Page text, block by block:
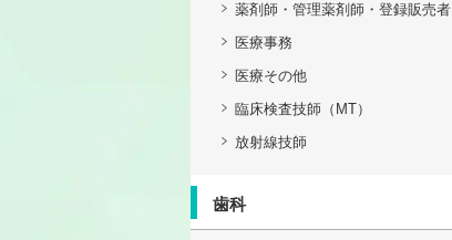
薬剤師・管理薬剤師・登録販売者
医療事務
医療その他
臨床検査技師（MT）
放射線技師
歯科